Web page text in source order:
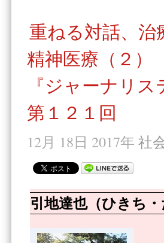
重ねる対話、治
精神医療（２）
『ジャーナリ
第１２１回
12月 18日 2017年 社
引地達也（ひきち・